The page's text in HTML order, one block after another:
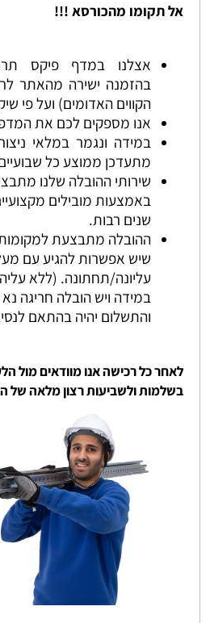
אל תקומו מהכורסא !!!
אצלנו במדף פיקס
בהזמנה ישירה מהאתר
הקווים האדומים) ועל פי
אנו מספקים לכם את המדפים עד 4
במידה ונגמר במלאי
מתעדכן ממוצע כל
שירותי ההובלה שלנו
באמצעות מובילים
שנים רבות.
ההובלה מתבצעת
שיש אפשרות להגיע עם
עליונה/תחתונה. (ללא
במידה ויש הובלה חריגה
והתשלום יהיה בהתאם
לאחר כל רכישה אנו מוודאים מול
בשלמות ולשביעות רצון מלאה של